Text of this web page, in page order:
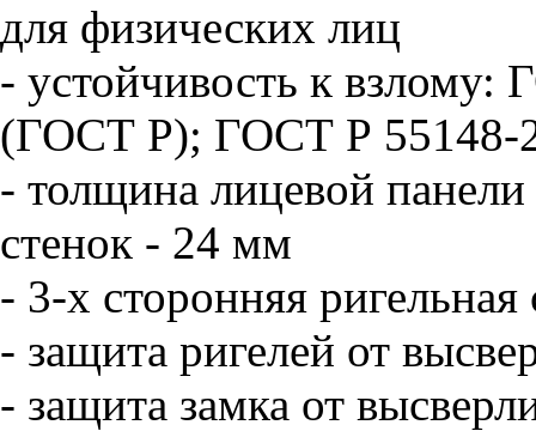
для физических лиц
- устойчивость к взлому:
(ГОСТ Р); ГОСТ Р 55148-
- толщина лицевой
стенок - 24 мм
- 3-х сторонняя ригельная
- защита ригелей от
- защита замка от